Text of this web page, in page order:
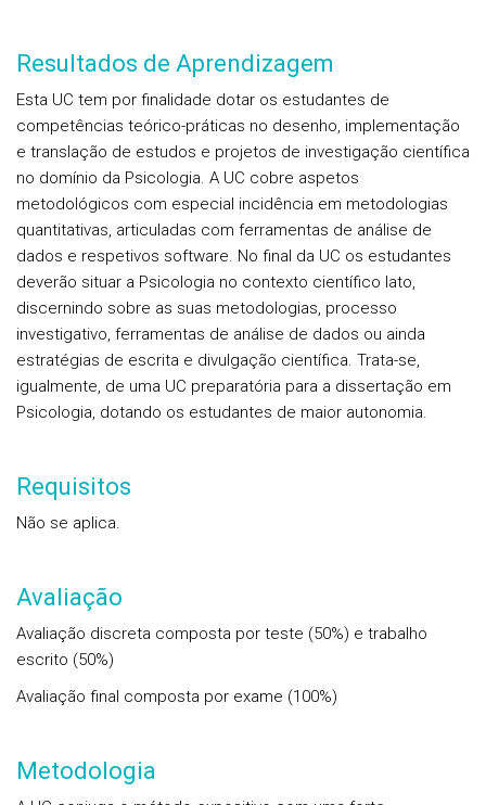
Resultados de Aprendizagem
Esta UC tem por finalidade dotar os estudantes de
competências teórico-práticas no desenho, implementação
e translação de estudos e projetos de investigação científica
no domínio da Psicologia. A UC cobre aspetos
metodológicos com especial incidência em metodologias
quantitativas, articuladas com ferramentas de análise de
dados e respetivos software. No final da UC os estudantes
deverão situar a Psicologia no contexto científico lato,
discernindo sobre as suas metodologias, processo
investigativo, ferramentas de análise de dados ou ainda
estratégias de escrita e divulgação científica. Trata-se,
igualmente, de uma UC preparatória para a dissertação em
Psicologia, dotando os estudantes de maior autonomia.
Requisitos
Não se aplica.
Avaliação
Avaliação discreta composta por teste (50%) e trabalho
escrito (50%)
Avaliação final composta por exame (100%)
Metodologia